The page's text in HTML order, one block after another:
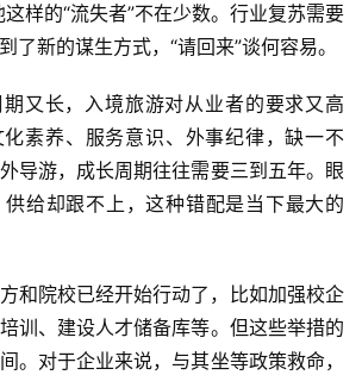
样的“流失者”不在少数。行业复苏需要
了新的谋生方式，“请回来”谈何容易。
又长，入境旅游对从业者的要求又高
素养、服务意识、外事纪律，缺一不
导游，成长周期往往需要三到五年。眼
给却跟不上，这种错配是当下最大的
和院校已经开始行动了，比如加强校企
训、建设人才储备库等。但这些举措的
。对于企业来说，与其坐等政策救命，